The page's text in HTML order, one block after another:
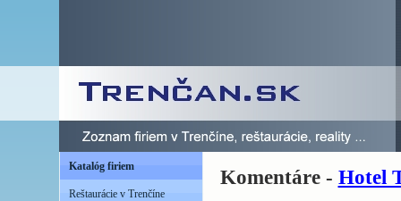
Katalóg firiem
Reštaurácie v Trenčíne
Komentáre - Hotel